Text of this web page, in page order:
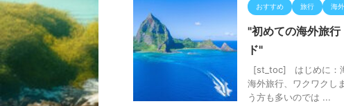
おすすめ 旅行 海外
"初めての海外旅
ド"
[st_toc] はじめに：
海外旅行、ワクワクし
う方も多いのでは ...